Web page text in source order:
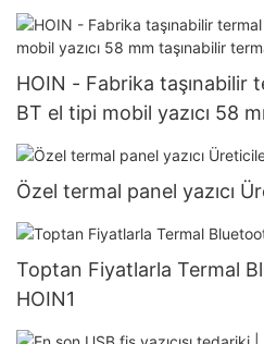
Termal Etiket Barkod
HOIN - Fabrika taşınabilir
BT el tipi mobil yazıcı 58
yazıcı
Özel termal panel yazıcı
Toptan Fiyatlarla Termal
HOIN1